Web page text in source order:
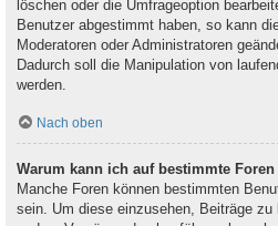
löschen oder die Umfrageoption
Benutzer abgestimmt haben, so kann
Moderatoren oder Administratoren
Dadurch soll die Manipulation von
werden.
Nach oben
Warum kann ich auf bestimmte
Manche Foren können bestimmten
sein. Um diese einzusehen, Beiträge